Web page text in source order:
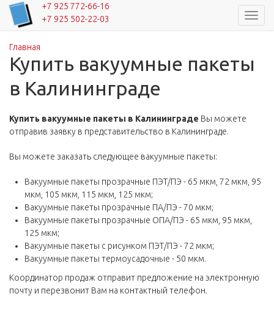
+7 925 772-66-16
+7 925 502-22-03
Вы здесь
Главная
Купить вакуумные пакеты
в Калининграде
Купить вакуумные пакеты в Калининграде Вы можете
отправив заявку в представительство в Калининграде.
Вы можете заказать следующее вакуумные пакеты:
Вакуумные пакеты прозрачные ПЭТ/ПЭ - 65 мкм, 72 мкм, 95
мкм, 105 мкм, 115 мкм, 125 мкм;
Вакуумные пакеты прозрачные ПА/ПЭ - 70 мкм;
Вакуумные пакеты прозрачные ОПА/ПЭ - 65 мкм, 95 мкм,
125 мкм;
Вакуумные пакеты с рисунком ПЭТ/ПЭ - 72 мкм;
Вакуумные пакеты термоусадочные - 50 мкм.
Координатор продаж отправит предложение на электронную
почту и перезвонит Вам на контактный телефон.